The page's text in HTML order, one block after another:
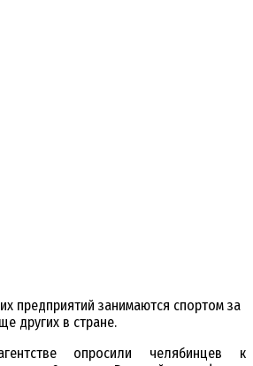
предприятий занимаются спортом за
других в стране.
опросили челябинцев к